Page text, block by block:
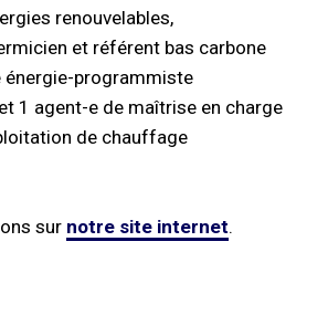
renouvelables,
et référent bas carbone
énergie-programmiste
1 agent-e de maîtrise en charge
de chauffage
sur notre site internet.